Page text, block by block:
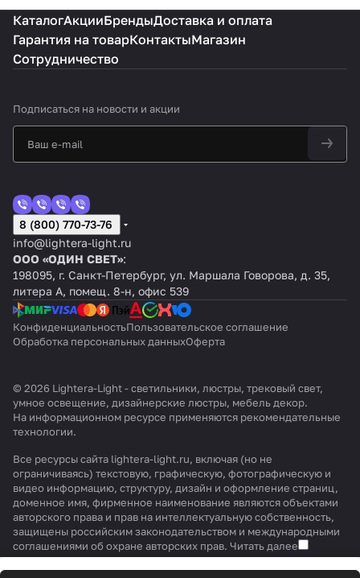
КаталогАкцииБрендыДоставка и оплата
Гарантия на товарКонтактыМагазин
Сотрудничество
Подписаться на новости и акции
8 (800) 770-73-76
info@lightera-light.ru
ООО «ОДИН СВЕТ»:
198095, г. Санкт-Петербург, ул. Маршала Говорова, д. 35,
литера А, помещ. 8-н, офис 539
КонфиденциальностьПользовательское соглашение
Обработка персональных данныхОферта
© 2026 Lightera-Light - светильники, люстры, трековый свет,
умное освещение, дизайнерские люстры, мебель декор.
На информационном ресурсе применяются рекомендательные
технологии.
Все ресурсы сайта lightera-light.ru, включая (но не
ограничиваясь) текстовую, графическую, фотографическую и
видео информацию, структуру, дизайн и оформление страниц,
доменное имя, фирменное наименование являются объектами
авторского права и прав на интеллектуальную собственность,
защищены российским законодательством и международными
соглашениями об охране авторских прав. Читать далее